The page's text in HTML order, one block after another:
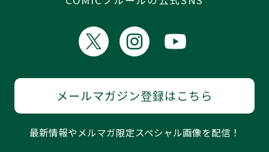
メールマガジン登録はこちら
最新情報やメルマガ限定スペシャル画像を配信！